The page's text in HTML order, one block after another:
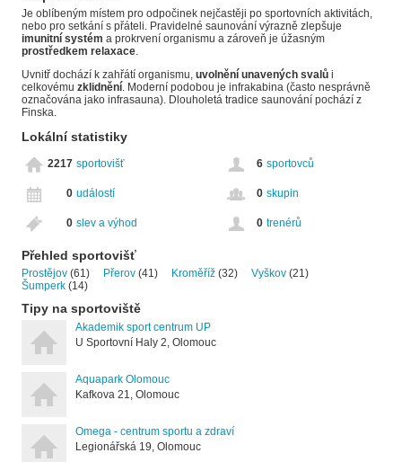
Je oblíbeným místem pro odpočinek nejčastěji po sportovních aktivitách,
nebo pro setkání s přáteli. Pravidelné saunování výrazně zlepšuje
imunitní systém a prokrvení organismu a zároveň je úžasným
prostředkem relaxace
Uvnitř dochází k zahřátí organismu, uvolnění unavených svalů i
celkovému zklidnění . Moderní podobou je infrakabina (často nesprávně
označována jako infrasauna). Dlouholetá tradice saunování pochází z
Finska.
Lokální statistiky
2217 sportovišť 6 sportovců
0 událostí 0 skupin
0 slev a výhod 0 trenérů
Přehled sportovišť
Prostějov (61) Přerov (41) Kroměříž (32) Vyškov (21)
Šumperk (14)
Tipy na sportoviště
Akademik sport centrum UP
U Sportovní Haly 2, Olomouc
Aquapark Olomouc
Kafkova 21, Olomouc
Omega - centrum sportu a zdraví
Legionářská 19, Olomouc